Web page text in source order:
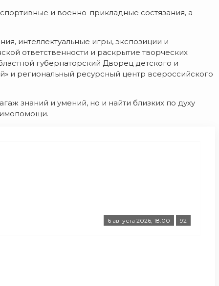
и военно-прикладные состязания, а
интеллектуальные игры, экспозиции и
ответственности и раскрытие творческих
губернаторский Дворец детского и
и региональный ресурсный центр всероссийского
знаний и умений, но и найти близких по духу
6 августа 2026, 18:00 92